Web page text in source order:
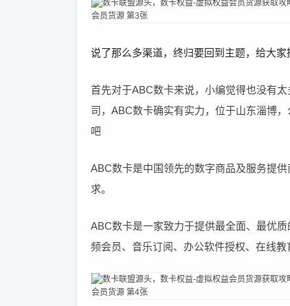
说了那么多渠道，终归要回到主题，给大家
首先对于ABC数卡来说，小编觉得也没有
司，ABC数卡确实有实力，位于山东淄博
吧
ABC数卡是中国领先的数字商品及服务提
求。
ABC数卡是一家致力于提供最全面、最优
频会员、‌音乐订阅、‌办公软件授权、‌在线